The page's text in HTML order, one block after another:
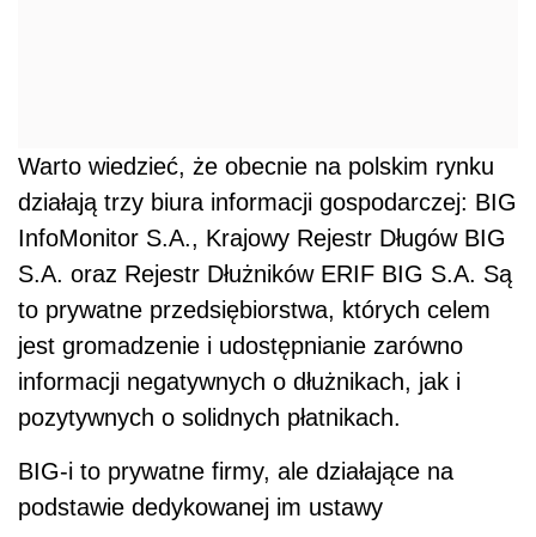
Warto wiedzieć, że obecnie na polskim rynku
działają trzy biura informacji gospodarczej: BIG
InfoMonitor S.A., Krajowy Rejestr Długów BIG
S.A. oraz Rejestr Dłużników ERIF BIG S.A. Są
to prywatne przedsiębiorstwa, których celem
jest gromadzenie i udostępnianie zarówno
informacji negatywnych o dłużnikach, jak i
pozytywnych o solidnych płatnikach.
BIG-i to prywatne firmy, ale działające na
podstawie dedykowanej im ustawy